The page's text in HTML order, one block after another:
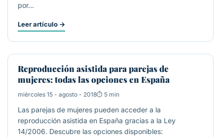
por…
Leer artículo →
ROPA
Reproducción asistida para parejas de
mujeres: todas las opciones en España
miércoles 15 - agosto - 2018 5 min
Las parejas de mujeres pueden acceder a la
reproducción asistida en España gracias a la Ley
14/2006. Descubre las opciones disponibles: